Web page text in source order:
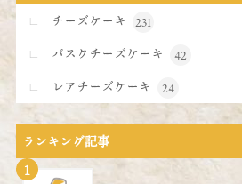
チーズケーキ
231
バスクチーズケーキ 42
レアチーズケーキ 24
ランキング記事
1